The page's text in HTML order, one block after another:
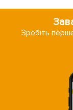
Зробіть